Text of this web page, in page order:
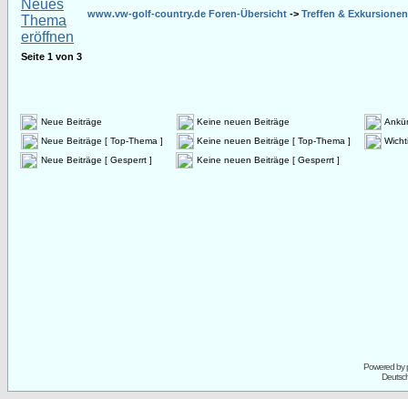
www.vw-golf-country.de Foren-Übersicht -> Treffen & Exkursionen
Seite 1 von 3
Neue Beiträge Keine neuen Beiträge
Neue Beiträge [ Top-Thema ]
Keine neuen Beiträge [ Top-Thema ]
Neue Beiträge [ Gesperrt ]
Keine neuen Beiträge [ Gesperrt ]
Powered by